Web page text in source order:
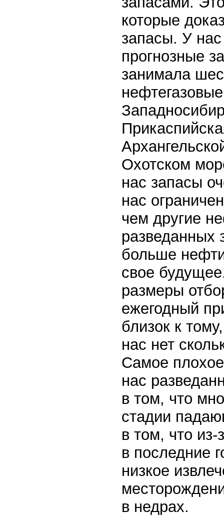
которые
запасы. У
прогнозные
занимала
Охотском
нас запасы
нас
чем другие
разведанных
больше
свое
размеры
ежегодный
близок к
нас нет
Самое
нас
в том, что
стадии
в том, что
в последние
низкое
в недрах.